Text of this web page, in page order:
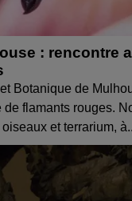
: rencontre
Botanique de
flamants rouges.
et terrarium,